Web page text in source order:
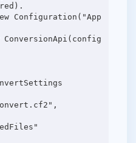
Configuration("App